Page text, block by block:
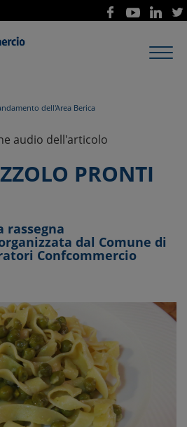
dell'Area Berica
audio dell'articolo
PRONTI
rassegna
dal Comune di
Confcommercio